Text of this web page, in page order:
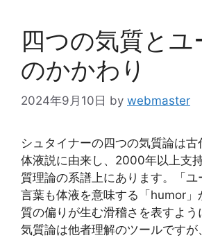
四つの気質とユ
のかかわり
2024年9月10日 by webmaster
シュタイナーの四つの気質論は古
体液説に由来し、2000年以上支
質理論の系譜上にあります。「ユ
言葉も体液を意味する「humor」
質の偏りが生む滑稽さを表すよう
気質論は他者理解のツールですが